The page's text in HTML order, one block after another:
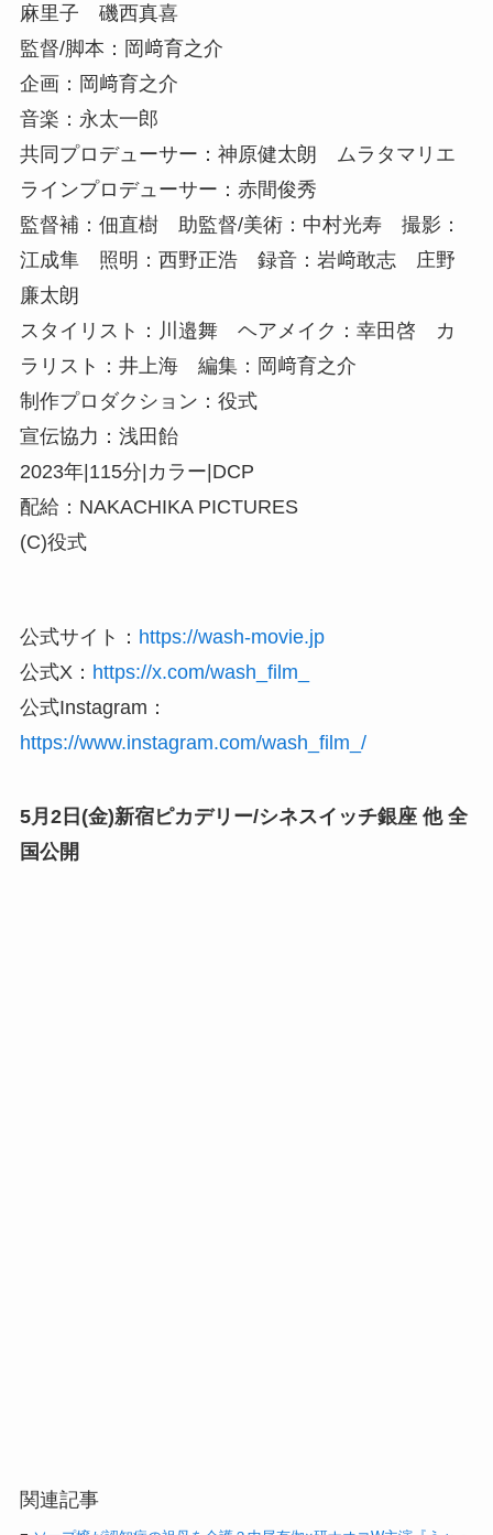
麻里子 磯西真喜
監督/脚本：岡﨑育之介
企画：岡﨑育之介
音楽：永太一郎
共同プロデューサー：神原健太朗 ムラタマリエ
ラインプロデューサー：赤間俊秀
監督補：佃直樹 助監督/美術：中村光寿 撮影：
江成隼 照明：西野正浩 録音：岩﨑敢志 庄野
廉太朗
スタイリスト：川邉舞 ヘアメイク：幸田啓 カ
ラリスト：井上海 編集：岡﨑育之介
制作プロダクション：役式
宣伝協力：浅田飴
2023年|115分|カラー|DCP
配給：NAKACHIKA PICTURES
(C)役式
公式サイト： https://wash-movie.jp
公式X： https://x.com/wash_film_
公式Instagram：
https://www.instagram.com/wash_film_/
5月2日(金)新宿ピカデリー/シネスイッチ銀座 他 全
国公開
関連記事